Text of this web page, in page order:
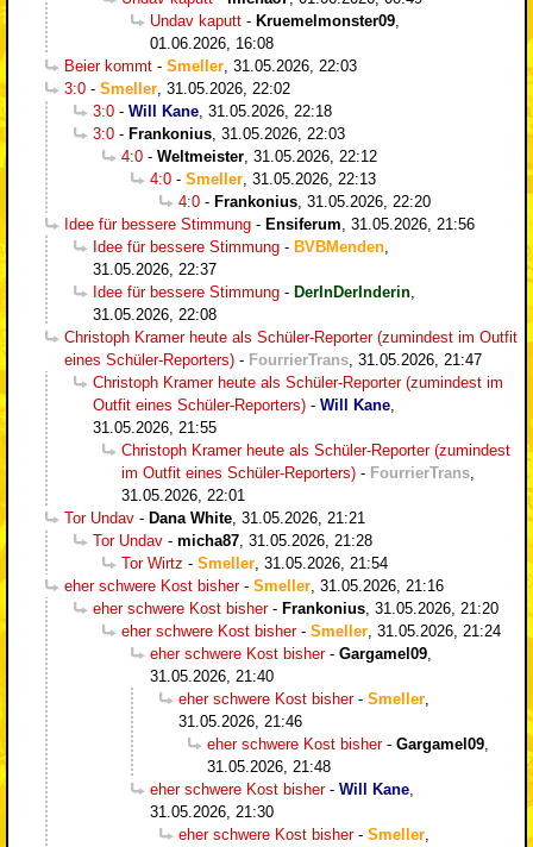
Undav kaputt - Kruemelmonster09,
01.06.2026, 16:08
Beier kommt - Smeller, 31.05.2026, 22:03
3:0 - Smeller, 31.05.2026, 22:02
3:0 - Will Kane, 31.05.2026, 22:18
3:0 - Frankonius, 31.05.2026, 22:03
4:0 - Weltmeister, 31.05.2026, 22:12
4:0 - Smeller, 31.05.2026, 22:13
4:0 - Frankonius, 31.05.2026, 22:20
Idee für bessere Stimmung - Ensiferum, 31.05.2026, 21:56
Idee für bessere Stimmung - BVBMenden,
31.05.2026, 22:37
Idee für bessere Stimmung - DerInDerInderin,
31.05.2026, 22:08
Christoph Kramer heute als Schüler-Reporter (zumindest im Outfit
eines Schüler-Reporters) - FourrierTrans, 31.05.2026, 21:47
Christoph Kramer heute als Schüler-Reporter (zumindest im
Outfit eines Schüler-Reporters) - Will Kane,
31.05.2026, 21:55
Christoph Kramer heute als Schüler-Reporter (zumindest
im Outfit eines Schüler-Reporters) - FourrierTrans,
31.05.2026, 22:01
Tor Undav - Dana White, 31.05.2026, 21:21
Tor Undav - micha87, 31.05.2026, 21:28
Tor Wirtz - Smeller, 31.05.2026, 21:54
eher schwere Kost bisher- Smeller, 31.05.2026, 21:16
eher schwere Kost bisher- Frankonius, 31.05.2026, 21:20
eher schwere Kost bisher- Smeller, 31.05.2026, 21:24
eher schwere Kost bisher- Gargamel09,
31.05.2026, 21:40
eher schwere Kost bisher- Smeller,
31.05.2026, 21:46
eher schwere Kost bisher- Gargamel09,
31.05.2026, 21:48
eher schwere Kost bisher- Will Kane,
31.05.2026, 21:30
eher schwere Kost bisher- Smeller,